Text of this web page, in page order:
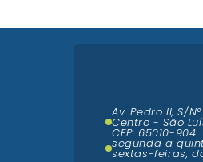
Av. Pedro II, S/
Centro - São
CEP: 65010-904
segunda a
sextas-feiras,